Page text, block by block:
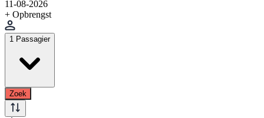
11-08-2026
+ Opbrengst
1 Passagier
Zoek